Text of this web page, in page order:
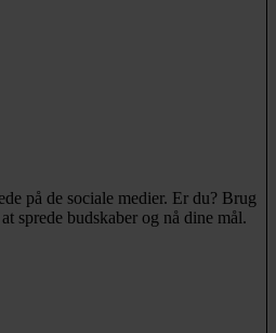
på de sociale medier. Er du? Brug
sprede budskaber og nå dine mål.